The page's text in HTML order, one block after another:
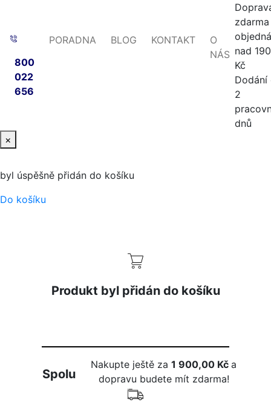
800
022
656
PORADNA BLOG KONTAKT
O
NÁS nad
Kč
Dodání
2
dnů
×
byl úspěšně přidán do košíku
Do košíku
Produkt byl přidán do košíku
Spolu
Nakupte ještě za1 900,00 Kča
dopravu budete mít zdarma!